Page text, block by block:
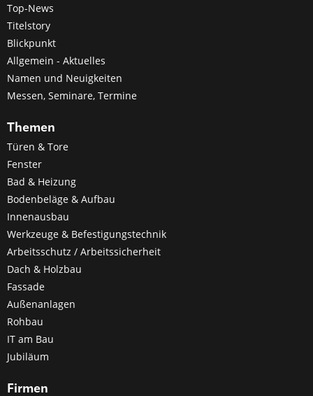
Top-News
Titelstory
Blickpunkt
Allgemein - Aktuelles
Namen und Neuigkeiten
Messen, Seminare, Termine
Themen
Türen & Tore
Fenster
Bad & Heizung
Bodenbeläge & Aufbau
Innenausbau
Werkzeuge & Befestigungstechnik
Arbeitsschutz / Arbeitssicherheit
Dach & Holzbau
Fassade
Außenanlagen
Rohbau
IT am Bau
Jubiläum
Firmen